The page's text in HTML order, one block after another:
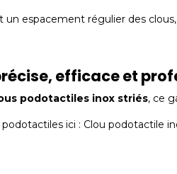
espacement régulier des
efficace et
podotactiles inox striés, ce
ici : Clou podotactile